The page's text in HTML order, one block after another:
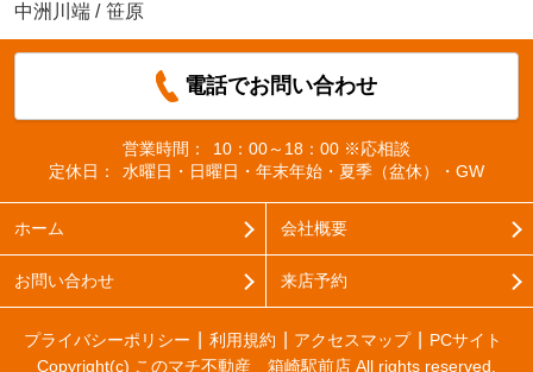
中洲川端 / 笹原
電話でお問い合わせ
営業時間：
10：00～18：00 ※応相談
定休日：
水曜日・日曜日・年末年始・夏季（盆休）・GW
ホーム 会社概要
お問い合わせ 来店予約
プライバシーポリシー 利用規約 アクセスマップ
PCサイト
Copyright(c) このマチ不動産 箱崎駅前店 All rights reserved.